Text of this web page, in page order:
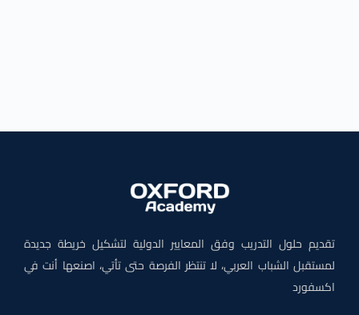
تقديم حلول التدريب وفق المعايير الدولية لتشكيل خريطة جديدة
لمستقبل الشباب العربي، لا تنتظر الفرصة حتى تأتي، اصنعها أنت في
اكسفورد